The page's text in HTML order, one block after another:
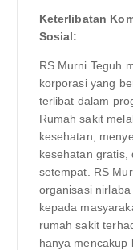
Keterlibatan
Sosial:
RS Murni Teguh
korporasi yang
terlibat dalam
Rumah sakit
kesehatan,
kesehatan gratis,
setempat. RS
organisasi
kepada
rumah sakit
hanya mencakup